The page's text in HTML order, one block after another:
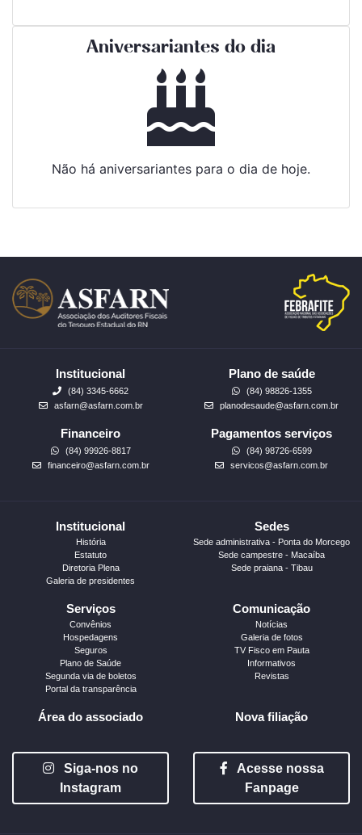
Aniversariantes do dia
Não há aniversariantes para o dia de hoje.
Institucional
(84) 3345-6662
asfarn@asfarn.com.br
Plano de saúde
(84) 98826-1355
planodesaude@asfarn.com.br
Financeiro
(84) 99926-8817
financeiro@asfarn.com.br
Pagamentos serviços
(84) 98726-6599
servicos@asfarn.com.br
Institucional
História
Estatuto
Diretoria Plena
Galeria de presidentes
Sedes
Sede administrativa - Ponta do Morcego
Sede campestre - Macaíba
Sede praiana - Tibau
Serviços
Convênios
Hospedagens
Seguros
Plano de Saúde
Segunda via de boletos
Portal da transparência
Comunicação
Notícias
Galeria de fotos
TV Fisco em Pauta
Informativos
Revistas
Área do associado Nova filiação
Siga-nos no
Instagram
Acesse nossa
Fanpage